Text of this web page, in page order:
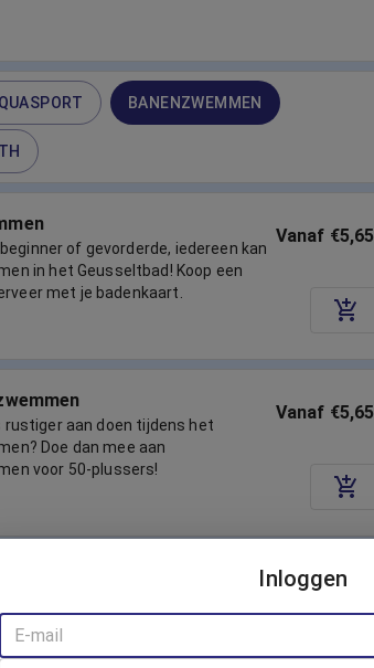
BANENZWEMMEN
of gevorderde, iedereen kan
in het Geusseltbad! Koop een
met je badenkaart.
Vanaf €5,65
rustiger aan doen tijdens het
Doe dan mee aan
voor 50-plussers!
Vanaf €5,65
Voor Dames
vriendinnen zwemmen en
Vanaf €5,65
Inloggen